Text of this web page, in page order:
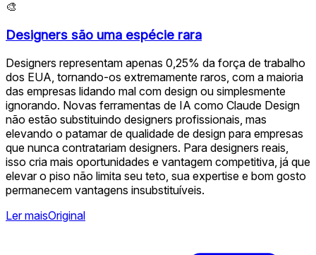
🎨
Designers são uma espécie rara
Designers representam apenas 0,25% da força de trabalho
dos EUA, tornando-os extremamente raros, com a maioria
das empresas lidando mal com design ou simplesmente
ignorando. Novas ferramentas de IA como Claude Design
não estão substituindo designers profissionais, mas
elevando o patamar de qualidade de design para empresas
que nunca contratariam designers. Para designers reais,
isso cria mais oportunidades e vantagem competitiva, já que
elevar o piso não limita seu teto, sua expertise e bom gosto
permanecem vantagens insubstituíveis.
Ler maisOriginal